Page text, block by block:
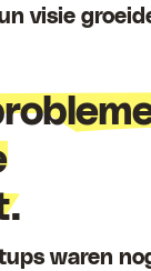
visie
waren